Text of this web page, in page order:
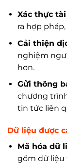
Xác thực
ra hợp
Cải thiện
nghiệm
hơn.
Gửi thông
chương
tin tức liên
Dữ liệu được
Mã hóa dữ
gồm dữ liệu